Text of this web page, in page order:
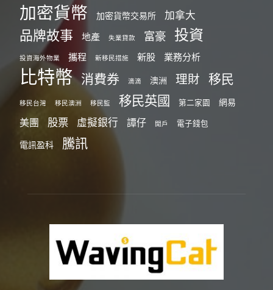
加密貨幣 加密貨幣交易所 加拿大
品牌故事 地產 失業貸款 富豪 投資
投資海外物業 攜程 新移民措施 新股 業務分析
比特幣 消費券 滴滴 澳洲 理財 移民
移民台灣 移民澳洲 移民監 移民英國 第二家園 網易
美團 股票 虛擬銀行 譚仔 開戶 電子錢包
電訊盈科 騰訊